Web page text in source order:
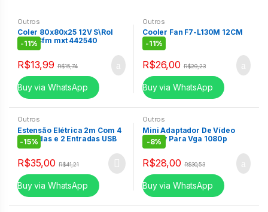
Outros
Coler 80x80x25 12V S\Rol
2500Cfm mxt 442540
-11%
R$13,99 R$15,74
Buy via WhatsApp
Outros
Cooler Fan F7-L130M 12CM
C3T
-11%
R$26,00 R$29,23
Buy via WhatsApp
Outros
Estensão Elétrica 2m Com 4
Tomadas e 2 Entradas USB
LinkSKY Ls-8104
-15%
R$35,00 R$41,21
Buy via WhatsApp
Outros
Mini Adaptador De Vídeo
Rca Av Para Vga 1080p
Conversor-FULLHD 1080p
-8%
R$28,00 R$30,53
Buy via WhatsApp